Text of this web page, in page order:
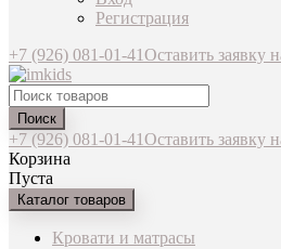
Регистрация
+7 (926) 081-01-41Оставить заявку
Поиск
+7 (926) 081-01-41Оставить заявку
Корзина
Пуста
Каталог товаров
Кровати и матрасы